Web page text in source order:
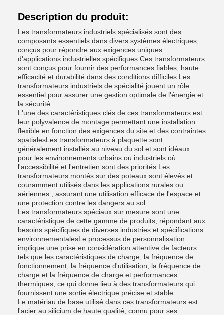
Description du produit:
Les transformateurs industriels spécialisés sont des
composants essentiels dans divers systèmes électriques,
conçus pour répondre aux exigences uniques
d'applications industrielles spécifiques.Ces transformateurs
sont conçus pour fournir des performances fiables, haute
efficacité et durabilité dans des conditions difficiles.Les
transformateurs industriels de spécialité jouent un rôle
essentiel pour assurer une gestion optimale de l'énergie et
la sécurité.
L'une des caractéristiques clés de ces transformateurs est
leur polyvalence de montage.permettant une installation
flexible en fonction des exigences du site et des contraintes
spatialesLes transformateurs à plaquette sont
généralement installés au niveau du sol et sont idéaux
pour les environnements urbains ou industriels où
l'accessibilité et l'entretien sont des priorités.Les
transformateurs montés sur des poteaux sont élevés et
couramment utilisés dans les applications rurales ou
aériennes., assurant une utilisation efficace de l'espace et
une protection contre les dangers au sol.
Les transformateurs spéciaux sur mesure sont une
caractéristique de cette gamme de produits, répondant aux
besoins spécifiques de diverses industries.et spécifications
environnementalesLe processus de personnalisation
implique une prise en considération attentive de facteurs
tels que les caractéristiques de charge, la fréquence de
fonctionnement, la fréquence d'utilisation, la fréquence de
charge et la fréquence de charge.et performances
thermiques, ce qui donne lieu à des transformateurs qui
fournissent une sortie électrique précise et stable.
Le matériau de base utilisé dans ces transformateurs est
l'acier au silicium de haute qualité, connu pour ses